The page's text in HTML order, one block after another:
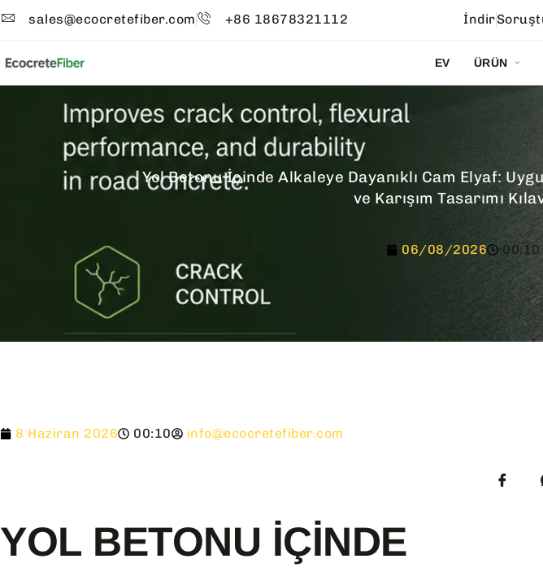
sales@ecocretefiber.com +86 18678321112 İndir
EV ÜRÜN
Yol Betonu İçinde Alkaleye Dayanıklı Cam Elyaf:
ve Karışım Tasarımı
06/08/2026 00:10
8 Haziran 2026 00:10 info@ecocretefiber.com
YOL BETONU İÇINDE